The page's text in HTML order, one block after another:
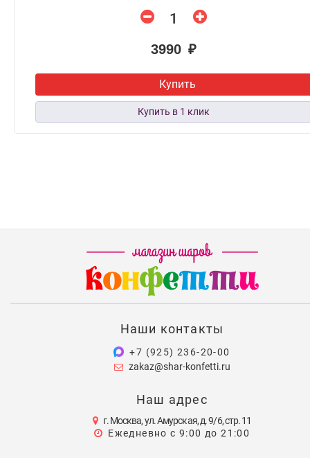
3990 ₽
Купить
Наши контакты
+7 (925) 236-20-00
zakaz@shar-konfetti.ru
Наш адрес
г. Москва, ул. Амурская, д. 9/6, стр. 11
Ежедневно с 9:00 до 21:00